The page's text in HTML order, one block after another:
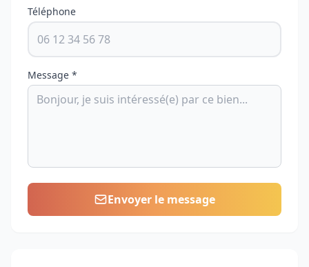
Téléphone
Message *
Envoyer le message